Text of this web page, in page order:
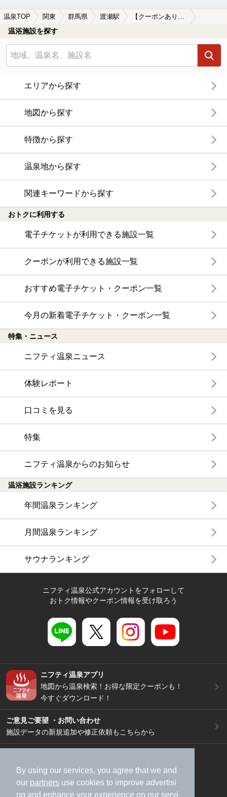
By using our services, you agree that we and
our partners use cookies to improve advertisi
ng and enhance your experience on our servi
温泉TOP 関東 群馬県 渡瀬駅 【クーポンあり】冷え性に効能がある渡瀬駅近くの温泉、日帰り温泉、スーパー銭湯おすすめ
温浴施設を探す
エリアから探す
地図から探す
特徴から探す
温泉地から探す
関連キーワードから探す
おトクに利用する
電子チケットが利用できる施設一覧
クーポンが利用できる施設一覧
おすすめ電子チケット・クーポン一覧
今月の新着電子チケット・クーポン一覧
特集・ニュース
ニフティ温泉ニュース
体験レポート
口コミを見る
特集
ニフティ温泉からのお知らせ
温浴施設ランキング
年間温泉ランキング
月間温泉ランキング
サウナランキング
ニフティ温泉公式アカウントをフォローして
おトク情報やクーポン情報を受け取ろう
ニフティ温泉アプリ
地図から温泉検索！お得な限定クーポンも！
今すぐダウンロード！
ご意見ご要望 ・お問い合わせ
施設データの新規追加や修正依頼もこちらから
加盟店募集（資料請求）
広告出稿のご案内
利用規約
ライフスタイルMEMBERS+規約